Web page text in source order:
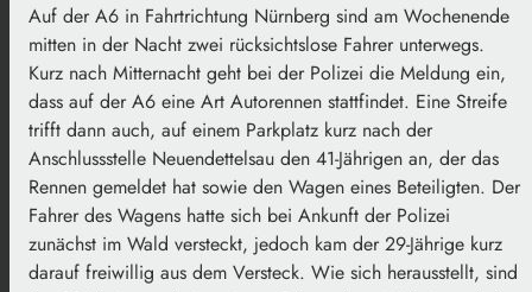
Auf der A6 in Fahrtrichtung Nürnberg sind am Wochenende
mitten in der Nacht zwei rücksichtslose Fahrer unterwegs.
Kurz nach Mitternacht geht bei der Polizei die Meldung ein,
dass auf der A6 eine Art Autorennen stattfindet. Eine Streife
trifft dann auch, auf einem Parkplatz kurz nach der
Anschlussstelle Neuendettelsau den 41-Jährigen an, der das
Rennen gemeldet hat sowie den Wagen eines Beteiligten. Der
Fahrer des Wagens hatte sich bei Ankunft der Polizei
zunächst im Wald versteckt, jedoch kam der 29-Jährige kurz
darauf freiwillig aus dem Versteck. Wie sich herausstellt, sind